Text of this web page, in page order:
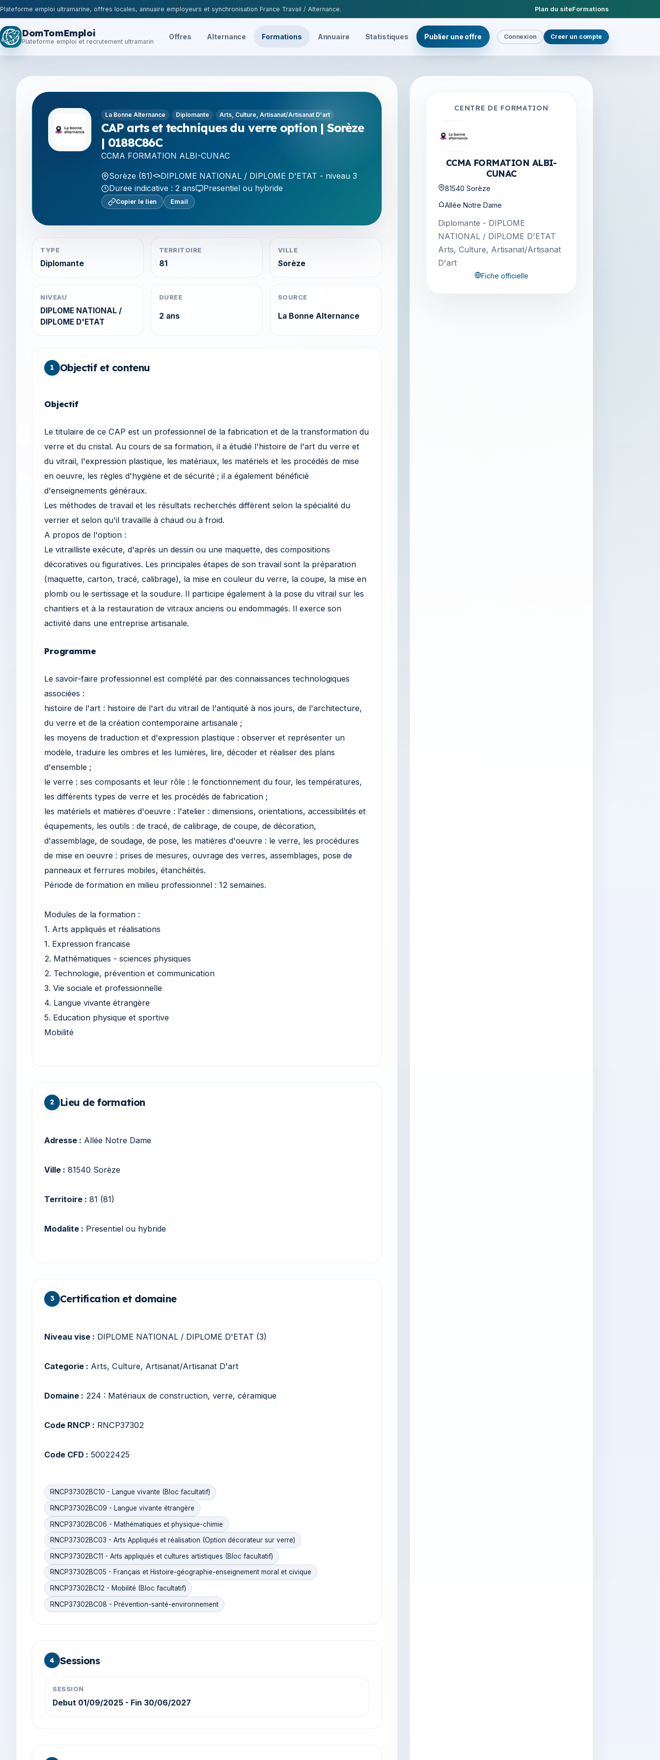
Plateforme emploi ultramarine, offres locales, annuaire employeurs et synchronisation France Travail / Alternance. Plan du siteFormations
DomTomEmploi
Plateforme emploi et recrutement ultramarin
Offres Alternance Formations Annuaire Statistiques Publier une offre Connexion Creer un compte
La Bonne Alternance Diplomante Arts, Culture, Artisanat/Artisanat D'art
CAP arts et techniques du verre option | Sorèze
| 0188C86C
CCMA FORMATION ALBI-CUNAC
Sorèze (81)
DIPLOME NATIONAL / DIPLOME D'ETAT - niveau 3
Duree indicative : 2 ans
Presentiel ou hybride
Copier le lien Email
TYPE
Diplomante
TERRITOIRE
81
VILLE
Sorèze
NIVEAU
DIPLOME NATIONAL /
DIPLOME D'ETAT
DUREE
2 ans
SOURCE
La Bonne Alternance
1 Objectif et contenu
Objectif
Le titulaire de ce CAP est un professionnel de la fabrication et de la transformation du
verre et du cristal. Au cours de sa formation, il a étudié l'histoire de l'art du verre et
du vitrail, l'expression plastique, les matériaux, les matériels et les procédés de mise
en oeuvre, les règles d'hygiène et de sécurité ; il a également bénéficié
d'enseignements généraux.
Les méthodes de travail et les résultats recherchés diffèrent selon la spécialité du
verrier et selon qu'il travaille à chaud ou à froid.
A propos de l'option :
Le vitrailliste exécute, d'après un dessin ou une maquette, des compositions
décoratives ou figuratives. Les principales étapes de son travail sont la préparation
(maquette, carton, tracé, calibrage), la mise en couleur du verre, la coupe, la mise en
plomb ou le sertissage et la soudure. Il participe également à la pose du vitrail sur les
chantiers et à la restauration de vitraux anciens ou endommagés. Il exerce son
activité dans une entreprise artisanale.
Programme
Le savoir-faire professionnel est complété par des connaissances technologiques
associées :
histoire de l'art : histoire de l'art du vitrail de l'antiquité à nos jours, de l'architecture,
du verre et de la création contemporaine artisanale ;
les moyens de traduction et d'expression plastique : observer et représenter un
modèle, traduire les ombres et les lumières, lire, décoder et réaliser des plans
d'ensemble ;
le verre : ses composants et leur rôle : le fonctionnement du four, les températures,
les différents types de verre et les procédés de fabrication ;
les matériels et matières d'oeuvre : l'atelier : dimensions, orientations, accessibilités et
équipements, les outils : de tracé, de calibrage, de coupe, de décoration,
d'assemblage, de soudage, de pose, les matières d'oeuvre : le verre, les procédures
de mise en oeuvre : prises de mesures, ouvrage des verres, assemblages, pose de
panneaux et ferrures mobiles, étanchéités.
Période de formation en milieu professionnel : 12 semaines.
Modules de la formation :
1. Arts appliqués et réalisations
1. Expression francaise
2. Mathématiques - sciences physiques
2. Technologie, prévention et communication
3. Vie sociale et professionnelle
4. Langue vivante étrangère
5. Education physique et sportive
Mobilité
2 Lieu de formation
Adresse : Allée Notre Dame
Ville : 81540 Sorèze
Territoire : 81 (81)
Modalite : Presentiel ou hybride
3 Certification et domaine
Niveau vise : DIPLOME NATIONAL / DIPLOME D'ETAT (3)
Categorie : Arts, Culture, Artisanat/Artisanat D'art
Domaine : 224 : Matériaux de construction, verre, céramique
Code RNCP : RNCP37302
Code CFD : 50022425
RNCP37302BC10 - Langue vivante (Bloc facultatif)
RNCP37302BC09 - Langue vivante étrangère
RNCP37302BC06 - Mathématiques et physique-chimie
RNCP37302BC03 - Arts Appliqués et réalisation (Option décorateur sur verre)
RNCP37302BC11 - Arts appliqués et cultures artistiques (Bloc facultatif)
RNCP37302BC05 - Français et Histoire-géographie-enseignement moral et civique
RNCP37302BC12 - Mobilité (Bloc facultatif)
RNCP37302BC08 - Prévention-santé-environnement
4 Sessions
SESSION
Debut 01/09/2025 - Fin 30/06/2027
CENTRE DE FORMATION
CCMA FORMATION ALBI-
CUNAC
81540 Sorèze
Allée Notre Dame
Diplomante - DIPLOME
NATIONAL / DIPLOME D'ETAT
Arts, Culture, Artisanat/Artisanat
D'art
Fiche officielle